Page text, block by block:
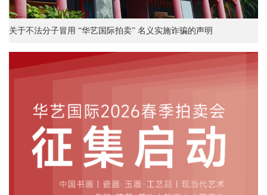
关于不法分子冒用 “华艺国际拍卖” 名义实施诈骗的声明